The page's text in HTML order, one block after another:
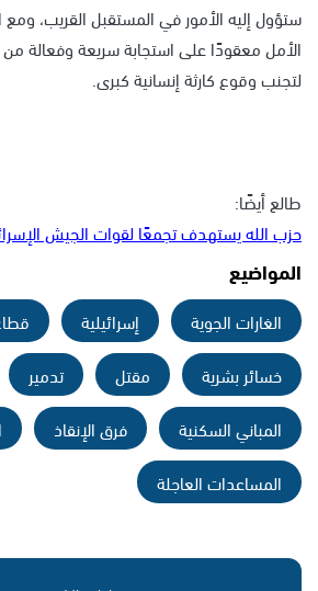
ستؤول إليه الأمور في المستقبل القريب، ومع
الأمل معقودًا على استجابة سريعة وفعالة
لتجنب وقوع كارثة إنسانية كبرى.
طالع أيضًا:
حزب الله يستهدف تجمعًا لقوات الجيش
المواضيع
الغارات الجوية إسرائيلية
خسائر بشرية
مقتل تدمير
المباني السكنية
فرق الإنقاذ
المساعدات العاجلة